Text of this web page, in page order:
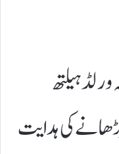
ہیلتھ
کی ہدایت